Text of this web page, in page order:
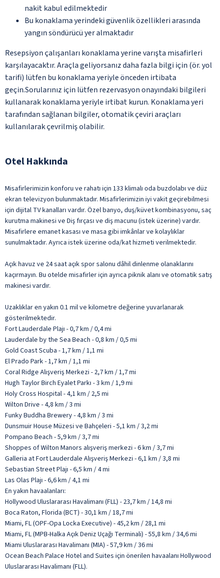
nakit kabul edilmektedir
Bu konaklama yerindeki güvenlik özellikleri arasında
yangın söndürücü yer almaktadır
Resepsiyon çalışanları konaklama yerine varışta misafirleri
karşılayacaktır. Araçla geliyorsanız daha fazla bilgi için (ör. yol
tarifi) lütfen bu konaklama yeriyle önceden irtibata
geçin.Sorularınız için lütfen rezervasyon onayındaki bilgileri
kullanarak konaklama yeriyle irtibat kurun. Konaklama yeri
tarafından sağlanan bilgiler, otomatik çeviri araçları
kullanılarak çevrilmiş olabilir.
Otel Hakkında
Misafirlerimizin konforu ve rahatı için 133 klimalı oda buzdolabı ve düz
ekran televizyon bulunmaktadır. Misafirlerimizin iyi vakit geçirebilmesi
için dijital TV kanalları vardır. Özel banyo, duş/küvet kombinasyonu, saç
kurutma makinesi ve Diş fırçası ve diş macunu (istek üzerine) vardır.
Misafirlere emanet kasası ve masa gibi imkânlar ve kolaylıklar
sunulmaktadır. Ayrıca istek üzerine oda/kat hizmeti verilmektedir.
Açık havuz ve 24 saat açık spor salonu dâhil dinlenme olanaklarını
kaçırmayın. Bu otelde misafirler için ayrıca piknik alanı ve otomatik satış
makinesi vardır.
Uzaklıklar en yakın 0.1 mil ve kilometre değerine yuvarlanarak
gösterilmektedir.
Fort Lauderdale Plajı - 0,7 km / 0,4 mi
Lauderdale by the Sea Beach - 0,8 km / 0,5 mi
Gold Coast Scuba - 1,7 km / 1,1 mi
El Prado Park - 1,7 km / 1,1 mi
Coral Ridge Alışveriş Merkezi - 2,7 km / 1,7 mi
Hugh Taylor Birch Eyalet Parkı - 3 km / 1,9 mi
Holy Cross Hospital - 4,1 km / 2,5 mi
Wilton Drive - 4,8 km / 3 mi
Funky Buddha Brewery - 4,8 km / 3 mi
Dunsmuir House Müzesi ve Bahçeleri - 5,1 km / 3,2 mi
Pompano Beach - 5,9 km / 3,7 mi
Shoppes of Wilton Manors alışveriş merkezi - 6 km / 3,7 mi
Galleria at Fort Lauderdale Alışveriş Merkezi - 6,1 km / 3,8 mi
Sebastian Street Plajı - 6,5 km / 4 mi
Las Olas Plajı - 6,6 km / 4,1 mi
En yakın havaalanları:
Hollywood Uluslararası Havalimanı (FLL) - 23,7 km / 14,8 mi
Boca Raton, Florida (BCT) - 30,1 km / 18,7 mi
Miami, FL (OPF-Opa Locka Executive) - 45,2 km / 28,1 mi
Miami, FL (MPB-Halka Açık Deniz Uçağı Terminali) - 55,8 km / 34,6 mi
Miami Uluslararası Havalimanı (MIA) - 57,9 km / 36 mi
Ocean Beach Palace Hotel and Suites için önerilen havaalanı Hollywood
Uluslararası Havalimanı (FLL).